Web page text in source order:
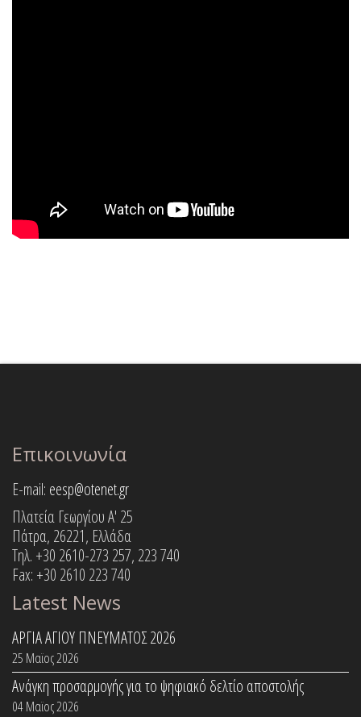
Επικοινωνία
E-mail: eesp@otenet.gr
Πλατεία Γεωργίου Α' 25
Πάτρα, 26221, Ελλάδα
Τηλ. +30 2610-273 257, 223 740
Fax: +30 2610 223 740
Latest News
ΑΡΓΙΑ ΑΓΙΟΥ ΠΝΕΥΜΑΤΟΣ 2026
25 Μαϊος 2026
Ανάγκη προσαρμογής για το ψηφιακό δελτίο αποστολής
04 Μαϊος 2026